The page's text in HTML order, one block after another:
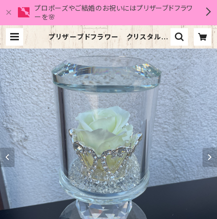
プロポーズやご結婚のお祝いにはプリザーブドフラワ
ーを🌸
プリザーブドフラワー クリスタルテ
ィアラ(スノーホワイト) | フローリス
ト倖晴